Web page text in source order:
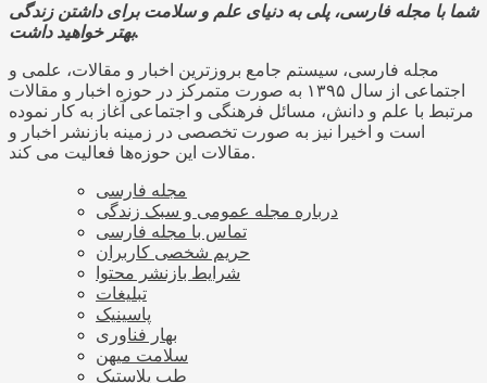
شما با مجله فارسی، پلی به دنیای علم و سلامت برای داشتن زندگی
بهتر خواهید داشت.
مجله فارسی، سیستم جامع بروزترین اخبار و مقالات، علمی و
اجتماعی از سال ۱۳۹۵ به صورت متمرکز در حوزه اخبار و مقالات
مرتبط با علم و دانش، مسائل فرهنگی و اجتماعی آغاز به کار نموده
است و اخیرا نیز به صورت تخصصی در زمینه بازنشر اخبار و
مقالات این حوزه‌ها فعالیت می کند.
مجله فارسی
درباره مجله عمومی و سبک زندگی
تماس با مجله فارسی
حریم شخصی کاربران
شرایط بازنشر محتوا
تبلیغات
پاسینیک
بهار فناوری
سلامت میهن
طب پلاستیک